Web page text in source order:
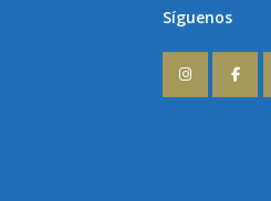
Síguenos